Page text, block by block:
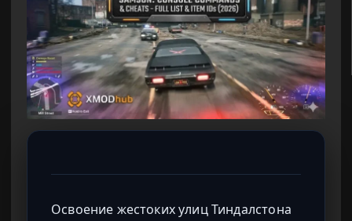
Освоение жестоких улиц Тиндалстона